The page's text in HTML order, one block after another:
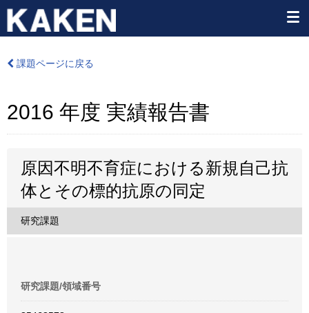
課題ページに戻る
2016 年度 実績報告書
原因不明不育症における新規自己抗
体とその標的抗原の同定
研究課題
研究課題/領域番号